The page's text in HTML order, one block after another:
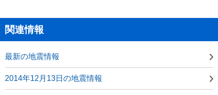
関連情報
最新の地震情報
2014年12月13日の地震情報